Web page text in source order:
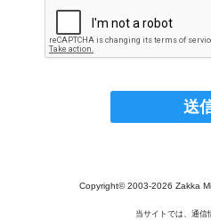
Copyright© 2003‐2026 Zakka
当サイトでは、通信